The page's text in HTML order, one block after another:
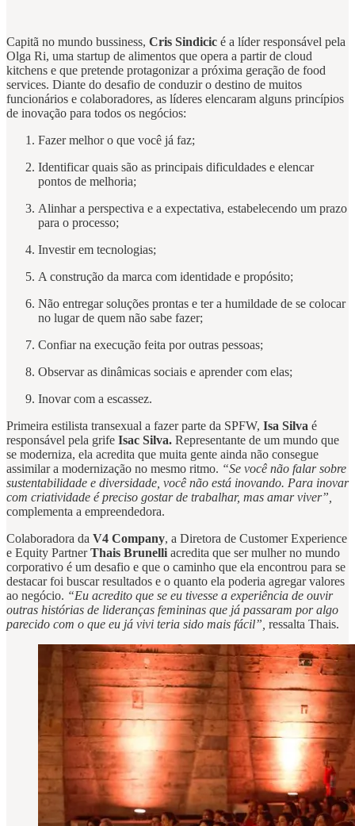
Capitã no mundo bussiness, Cris Sindicic é a líder responsável pela
Olga Ri, uma startup de alimentos que opera a partir de cloud
kitchens e que pretende protagonizar a próxima geração de food
services. Diante do desafio de conduzir o destino de muitos
funcionários e colaboradores, as líderes elencaram alguns princípios
de inovação para todos os negócios:
Fazer melhor o que você já faz;
Identificar quais são as principais dificuldades e elencar
pontos de melhoria;
Alinhar a perspectiva e a expectativa, estabelecendo um prazo
para o processo;
Investir em tecnologias;
A construção da marca com identidade e propósito;
Não entregar soluções prontas e ter a humildade de se colocar
no lugar de quem não sabe fazer;
Confiar na execução feita por outras pessoas;
Observar as dinâmicas sociais e aprender com elas;
Inovar com a escassez.
Primeira estilista transexual a fazer parte da SPFW, Isa Silva é
responsável pela grife Isac Silva. Representante de um mundo que
se moderniza, ela acredita que muita gente ainda não consegue
assimilar a modernização no mesmo ritmo. “Se você não falar sobre
sustentabilidade e diversidade, você não está inovando. Para inovar
com criatividade é preciso gostar de trabalhar, mas amar viver”,
complementa a empreendedora.
Colaboradora da V4 Company, a Diretora de Customer Experience
e Equity PartnerThais Brunelli acredita que ser mulher no mundo
corporativo é um desafio e que o caminho que ela encontrou para se
destacar foi buscar resultados e o quanto ela poderia agregar valores
ao negócio. “Eu acredito que se eu tivesse a experiência de ouvir
outras histórias de lideranças femininas que já passaram por algo
parecido com o que eu já vivi teria sido mais fácil”, ressalta Thais.